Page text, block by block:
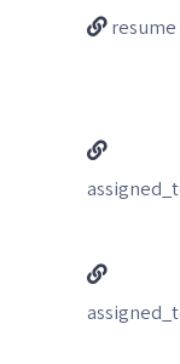
resume